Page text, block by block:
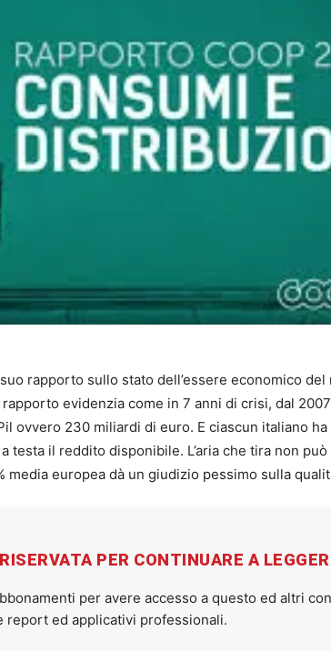
rapporto sullo stato dell’essere economico del
evidenzia come in 7 anni di crisi, dal
ovvero 230 miliardi di euro. E ciascun italiano
testa il reddito disponibile. L’aria che tira non
media europea dà un giudizio pessimo sulla
PER CONTINUARE A
per avere accesso a questo ed altri
report ed applicativi professionali.